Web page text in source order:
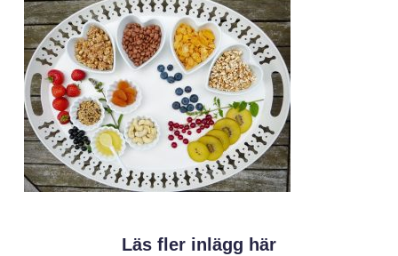
Läs fler inlägg här